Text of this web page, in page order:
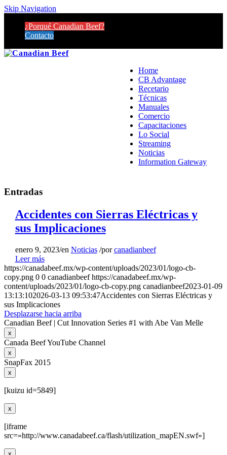
Skip Navigation
¿Porqué Canadian Beef?
Contacto
Home
CB Advantage
Recetario
Técnicas
Manuales
Comercio
Capacitaciones
Lo Social
Streaming
Noticias
Information Gateway
Entradas
Accidentes con Sierras Eléctricas y
sus Implicaciones
enero 9, 2023/en Noticias /porcanadianbeef
Leer más
https://canadabeef.mx/wp-content/uploads/2023/01/logo-cb-
copy.png 0 0 canadianbeef https://canadabeef.mx/wp-
content/uploads/2023/01/logo-cb-copy.png canadianbeef2023-01-09
13:13:102026-03-13 09:53:47Accidentes con Sierras Eléctricas y
sus Implicaciones
Desplazarse hacia arriba
Canadian Beef | Cut Innovation Series #1 with Abe Van Melle
x
Canada Beef YouTube Channel
x
SnapFax 2015
x
[kuizu id=5849]
x
[iframe
src=»http://www.canadabeef.ca/flash/utilization_mapEN.swf»]